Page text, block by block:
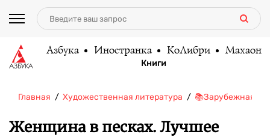
Азбука Иностранка КоЛибри Махаон
Книги
Главная Художественная литература 📚Зарубежная
Женщина в песках. Лучшее